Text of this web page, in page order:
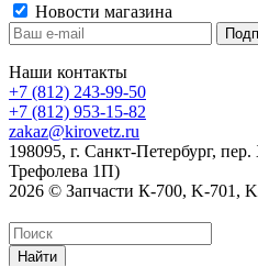
Новости магазина
Наши контакты
+7 (812) 243-99-50
+7 (812) 953-15-82
zakaz@kirovetz.ru
198095, г. Санкт-Петербург,
Трефолева 1П)
2026 © Запчасти К-700, K-701,
Найти